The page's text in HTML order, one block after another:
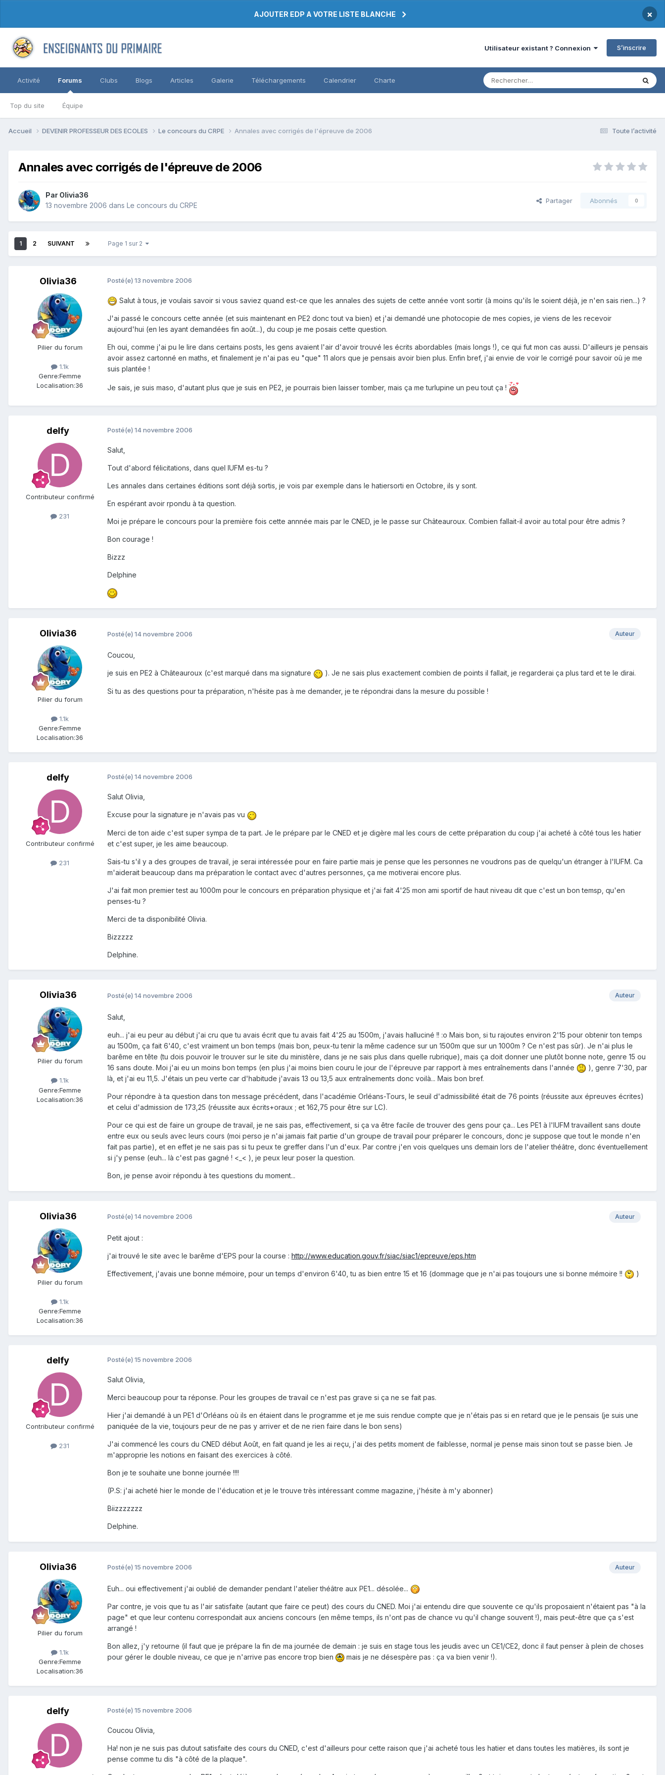
AJOUTER EDP A VOTRE LISTE BLANCHE ×
Utilisateur existant ? Connexion S’inscrire
Activité Forums
Top du site Équipe
Clubs Blogs Articles Galerie Téléchargements Calendrier Charte
Toute l’activité
Accueil DEVENIR PROFESSEUR DES ECOLES Le concours du CRPE Annales avec corrigés de l'épreuve de 2006
Annales avec corrigés de l'épreuve de 2006
Par Olivia36
13 novembre 2006 dans Le concours du CRPE
Partager Abonnés 0
1 2 SUIVANT Page 1 sur 2
Olivia36
Pilier du forum
1.1k
Genre:Femme
Localisation:36
Posté(e) 13 novembre 2006
Salut à tous, je voulais savoir si vous saviez quand est-ce que les annales des sujets de cette année vont sortir (à moins qu'ils le soient déjà, je n'en sais rien...) ?
J'ai passé le concours cette année (et suis maintenant en PE2 donc tout va bien) et j'ai demandé une photocopie de mes copies, je viens de les recevoir
aujourd'hui (en les ayant demandées fin août...), du coup je me posais cette question.
Eh oui, comme j'ai pu le lire dans certains posts, les gens avaient l'air d'avoir trouvé les écrits abordables (mais longs !), ce qui fut mon cas aussi. D'ailleurs je pensais
avoir assez cartonné en maths, et finalement je n'ai pas eu "que" 11 alors que je pensais avoir bien plus. Enfin bref, j'ai envie de voir le corrigé pour savoir où je me
suis plantée !
Je sais, je suis maso, d'autant plus que je suis en PE2, je pourrais bien laisser tomber, mais ça me turlupine un peu tout ça !
delfy
Contributeur confirmé
231
Posté(e) 14 novembre 2006
Salut,
Tout d'abord félicitations, dans quel IUFM es-tu ?
Les annales dans certaines éditions sont déjà sortis, je vois par exemple dans le hatiersorti en Octobre, ils y sont.
En espérant avoir rpondu à ta question.
Moi je prépare le concours pour la première fois cette annnée mais par le CNED, je le passe sur Châteauroux. Combien fallait-il avoir au total pour être admis ?
Bon courage !
Bizzz
Delphine
Olivia36
Pilier du forum
1.1k
Genre:Femme
Localisation:36
Auteur
Posté(e) 14 novembre 2006
Coucou,
je suis en PE2 à Châteauroux (c'est marqué dans ma signature ). Je ne sais plus exactement combien de points il fallait, je regarderai ça plus tard et te le dirai.
Si tu as des questions pour ta préparation, n'hésite pas à me demander, je te répondrai dans la mesure du possible !
delfy
Contributeur confirmé
231
Posté(e) 14 novembre 2006
Salut Olivia,
Excuse pour la signature je n'avais pas vu
Merci de ton aide c'est super sympa de ta part. Je le prépare par le CNED et je digère mal les cours de cette préparation du coup j'ai acheté à côté tous les hatier
et c'est super, je les aime beaucoup.
Sais-tu s'il y a des groupes de travail, je serai intéressée pour en faire partie mais je pense que les personnes ne voudrons pas de quelqu'un étranger à l'IUFM. Ca
m'aiderait beaucoup dans ma préparation le contact avec d'autres personnes, ça me motiverai encore plus.
J'ai fait mon premier test au 1000m pour le concours en préparation physique et j'ai fait 4'25 mon ami sportif de haut niveau dit que c'est un bon temsp, qu'en
penses-tu ?
Merci de ta disponibilité Olivia.
Bizzzzz
Delphine.
Olivia36
Pilier du forum
1.1k
Genre:Femme
Localisation:36
Auteur
Posté(e) 14 novembre 2006
Salut,
euh... j'ai eu peur au début j'ai cru que tu avais écrit que tu avais fait 4'25 au 1500m, j'avais halluciné !! :o Mais bon, si tu rajoutes environ 2'15 pour obtenir ton temps
au 1500m, ça fait 6'40, c'est vraiment un bon temps (mais bon, peux-tu tenir la même cadence sur un 1500m que sur un 1000m ? Ce n'est pas sûr). Je n'ai plus le
barême en tête (tu dois pouvoir le trouver sur le site du ministère, dans je ne sais plus dans quelle rubrique), mais ça doit donner une plutôt bonne note, genre 15 ou
16 sans doute. Moi j'ai eu un moins bon temps (en plus j'ai moins bien couru le jour de l'épreuve par rapport à mes entraînements dans l'année
), genre 7'30, par
là, et j'ai eu 11,5. J'étais un peu verte car d'habitude j'avais 13 ou 13,5 aux entraînements donc voilà... Mais bon bref.
Pour répondre à ta question dans ton message précédent, dans l'académie Orléans-Tours, le seuil d'admissibilité était de 76 points (réussite aux épreuves écrites)
et celui d'admission de 173,25 (réussite aux écrits+oraux ; et 162,75 pour être sur LC).
Pour ce qui est de faire un groupe de travail, je ne sais pas, effectivement, si ça va être facile de trouver des gens pour ça... Les PE1 à l'IUFM travaillent sans doute
entre eux ou seuls avec leurs cours (moi perso je n'ai jamais fait partie d'un groupe de travail pour préparer le concours, donc je suppose que tout le monde n'en
fait pas partie), et en effet je ne sais pas si tu peux te greffer dans l'un d'eux. Par contre j'en vois quelques uns demain lors de l'atelier théâtre, donc éventuellement
si j'y pense (euh... là c'est pas gagné ! <_< ), je peux leur poser la question.
Bon, je pense avoir répondu à tes questions du moment...
Olivia36
Pilier du forum
1.1k
Genre:Femme
Localisation:36
Auteur
Posté(e) 14 novembre 2006
Petit ajout :
j'ai trouvé le site avec le barême d'EPS pour la course : http://www.education.gouv.fr/siac/siac1/epreuve/eps.htm
Effectivement, j'avais une bonne mémoire, pour un temps d'environ 6'40, tu as bien entre 15 et 16 (dommage que je n'ai pas toujours une si bonne mémoire !! )
delfy
Contributeur confirmé
231
Posté(e) 15 novembre 2006
Salut Olivia,
Merci beaucoup pour ta réponse. Pour les groupes de travail ce n'est pas grave si ça ne se fait pas.
Hier j'ai demandé à un PE1 d'Orléans où ils en étaient dans le programme et je me suis rendue compte que je n'étais pas si en retard que je le pensais (je suis une
paniquée de la vie, toujours peur de ne pas y arriver et de ne rien faire dans le bon sens)
J'ai commencé les cours du CNED début Août, en fait quand je les ai reçu, j'ai des petits moment de faiblesse, normal je pense mais sinon tout se passe bien. Je
m'approprie les notions en faisant des exercices à côté.
Bon je te souhaite une bonne journée !!!!
(P.S: j'ai acheté hier le monde de l'éducation et je le trouve très intéressant comme magazine, j'hésite à m'y abonner)
Biizzzzzzz
Delphine.
Olivia36
Pilier du forum
1.1k
Genre:Femme
Localisation:36
Auteur
Posté(e) 15 novembre 2006
Euh... oui effectivement j'ai oublié de demander pendant l'atelier théâtre aux PE1... désolée...
Par contre, je vois que tu as l'air satisfaite (autant que faire ce peut) des cours du CNED. Moi j'ai entendu dire que souvente ce qu'ils proposaient n'étaient pas "à la
page" et que leur contenu correspondait aux anciens concours (en même temps, ils n'ont pas de chance vu qu'il change souvent !), mais peut-être que ça s'est
arrangé !
Bon allez, j'y retourne (il faut que je prépare la fin de ma journée de demain : je suis en stage tous les jeudis avec un CE1/CE2, donc il faut penser à plein de choses
pour gérer le double niveau, ce que je n'arrive pas encore trop bien
mais je ne désespère pas : ça va bien venir !).
delfy Posté(e) 15 novembre 2006
Coucou Olivia,
Ha! non je ne suis pas dutout satisfaite des cours du CNED, c'est d'ailleurs pour cette raison que j'ai acheté tous les hatier et dans toutes les matières, ils sont je
pense comme tu dis "à côté de la plaque".